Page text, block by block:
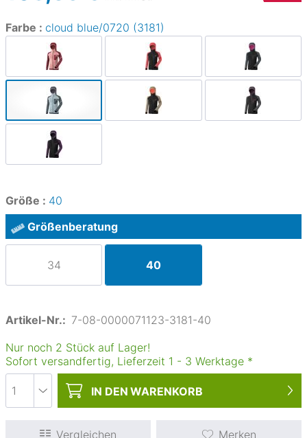
Farbe : cloud blue/0720 (3181)
Größe : 40
Größenberatung
34 40
Artikel-Nr.: 7-08-0000071123-3181-40
Nur noch 2 Stück auf Lager!
Sofort versandfertig, Lieferzeit 1 - 3 Werktage *
IN DEN WARENKORB
Vergleichen Merken